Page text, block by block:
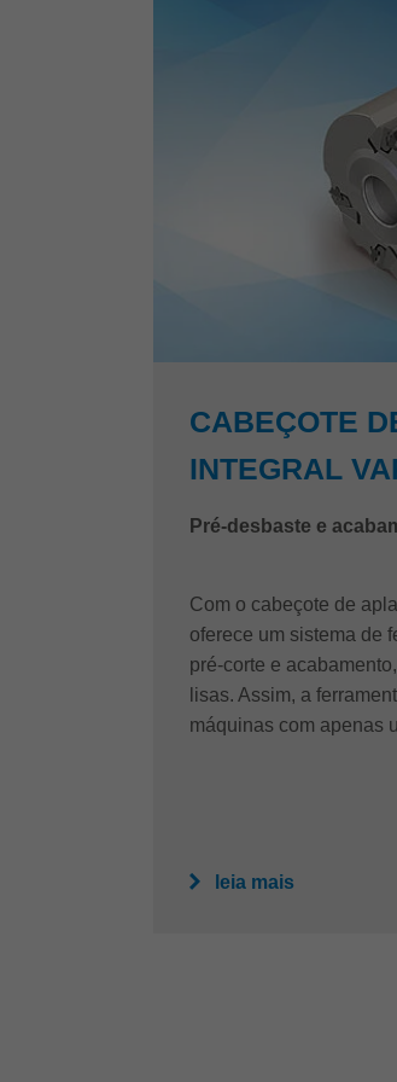
CABEÇOTE
INTEGRAL
Pré-desbaste e
Com o cabeçote de
oferece um sistema de
pré-corte e
lisas. Assim, a
máquinas com apenas
leia mais